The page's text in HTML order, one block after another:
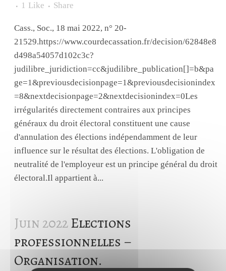
1 Like Share
Cass., Soc., 18 mai 2022, n° 20-
21529.https://www.courdecassation.fr/decision/62848e8
d498a54057d102c3c?
judilibre_juridiction=cc&judilibre_publication[]=b&pa
ge=1&previousdecisionpage=1&previousdecisionindex
=8&nextdecisionpage=2&nextdecisionindex=0Les
irrégularités directement contraires aux principes
généraux du droit électoral constituent une cause
d'annulation des élections indépendamment de leur
influence sur le résultat des élections. L'obligation de
neutralité de l'employeur est un principe général du droit
électoral.Il appartient à...
Juin 2022Elections
professionnelles –
Organisation.